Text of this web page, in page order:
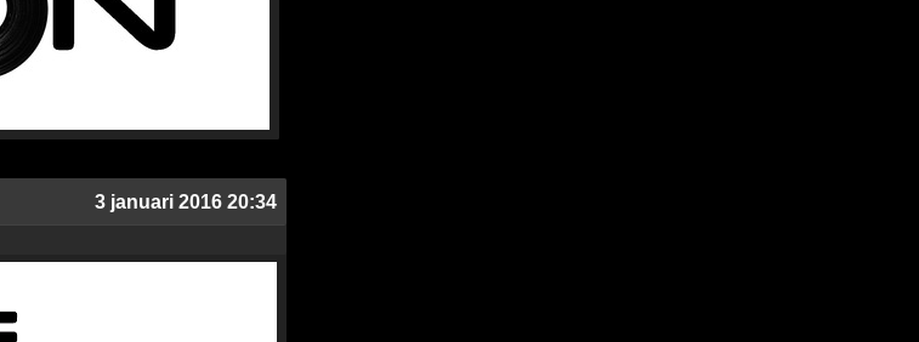
3 januari 2016 20:34